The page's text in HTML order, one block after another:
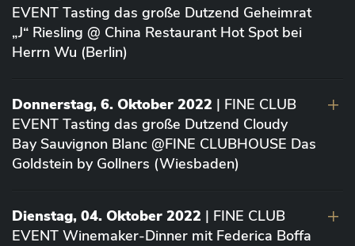
EVENT Tasting das große Dutzend Geheimrat
„J“ Riesling @ China Restaurant Hot Spot bei
Herrn Wu (Berlin)
Donnerstag, 6. Oktober 2022 | FINE CLUB
EVENT Tasting das große Dutzend Cloudy
Bay Sauvignon Blanc @FINE CLUBHOUSE Das
Goldstein by Gollners (Wiesbaden)
Dienstag, 04. Oktober 2022 | FINE CLUB
EVENT Winemaker-Dinner mit Federica Boffa